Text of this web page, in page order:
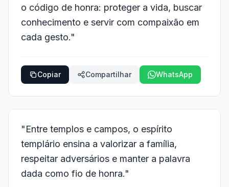
o código de honra: proteger a vida, buscar
conhecimento e servir com compaixão em
cada gesto."
Copiar Compartilhar WhatsApp
"Entre templos e campos, o espírito
templário ensina a valorizar a família,
respeitar adversários e manter a palavra
dada como fio de honra."